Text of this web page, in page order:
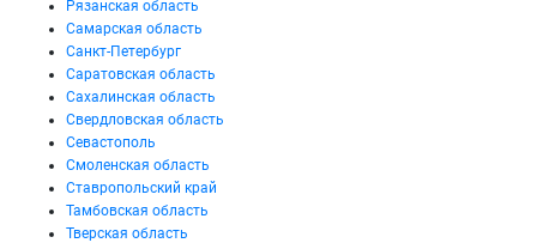
Рязанская область
Самарская область
Санкт-Петербург
Саратовская область
Сахалинская область
Свердловская область
Севастополь
Смоленская область
Ставропольский край
Тамбовская область
Тверская область